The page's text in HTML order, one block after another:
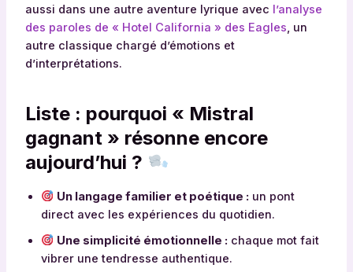
aussi dans une autre aventure lyrique avec l’analyse
des paroles de « Hotel California » des Eagles, un
autre classique chargé d’émotions et
d’interprétations.
Liste : pourquoi « Mistral
gagnant » résonne encore
aujourd’hui ?
Un langage familier et poétique : un pont
direct avec les expériences du quotidien.
Une simplicité émotionnelle : chaque mot fait
vibrer une tendresse authentique.